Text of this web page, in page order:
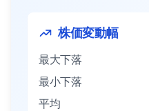
株価変動幅
最大下落
最小下落
平均